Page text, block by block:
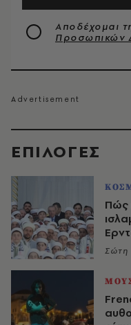
EΠΙΛΟΓΈΣ
Πώς
Σώτη
Αποδέχομαι
Προσωπικών